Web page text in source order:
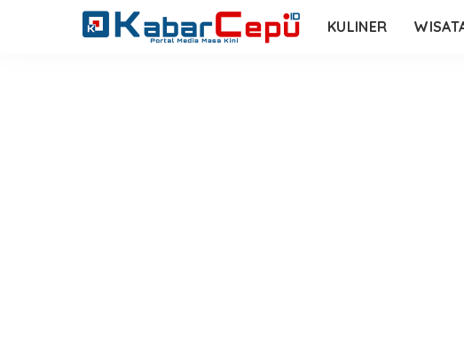
KULINER